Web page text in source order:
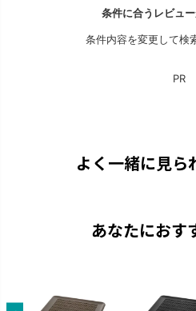
よく一緒に見ら
あなたにおす